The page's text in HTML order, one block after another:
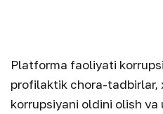
Platforma faoliyati
profilaktik chora-tadbirlar,
korrupsiyani oldini olish